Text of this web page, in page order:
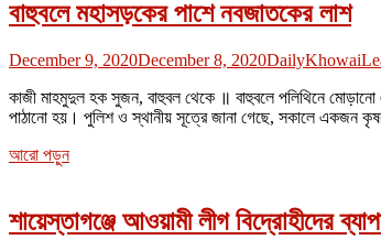
বাহুবলে মহাসড়কের পাশে নবজাতকের লাশ
December 9, 2020December 8, 2020DailyKhowai
কাজী মাহমুদুল হক সুজন, বাহুবল থেকে ॥ বাহুবলে পলিথিনে
পাঠানো হয়। পুলিশ ও স্থানীয় সূত্রে জানা গেছে, সকালে একজন
আরো পড়ুন
শায়েস্তাগঞ্জে আওয়ামী লীগ বিদ্রোহীদের